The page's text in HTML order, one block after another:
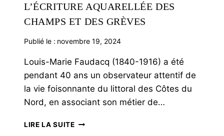
L’ÉCRITURE AQUARELLÉE DES
CHAMPS ET DES GRÈVES
Publié le : novembre 19, 2024
Louis-Marie Faudacq (1840-1916) a été
pendant 40 ans un observateur attentif de
la vie foisonnante du littoral des Côtes du
Nord, en associant son métier de…
LIRE LA SUITELOUIS-